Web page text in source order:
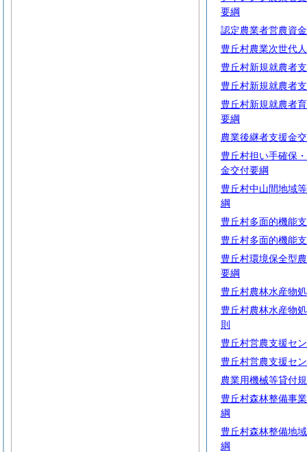
要綱
認定農業者営農資
豊丘村農業次世代
豊丘村新規就農者
豊丘村新規就農者
豊丘村新規就農者
要綱
農業後継者支援金
豊丘村担い手確保
金交付要綱
豊丘村中山間地域
綱
豊丘村多面的機能
豊丘村多面的機能
豊丘村環境保全型
要綱
豊丘村農林水産物
豊丘村農林水産物
則
豊丘村営農支援セ
豊丘村営農支援セ
農業用機械等貸付
豊丘村森林整備事
綱
豊丘村森林整備地
綱